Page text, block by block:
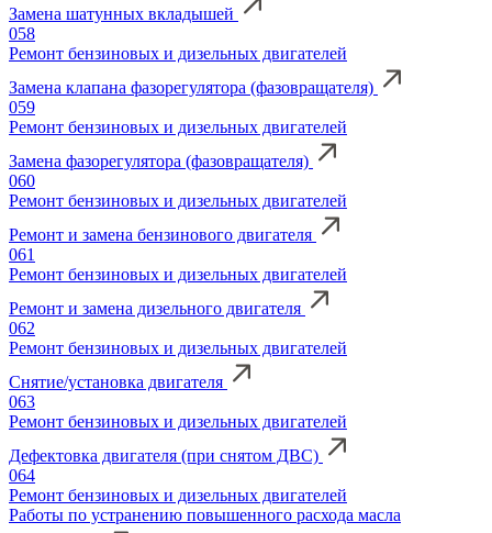
Замена шатунных вкладышей
058
Ремонт бензиновых и дизельных двигателей
Замена клапана фазорегулятора (фазовращателя)
059
Ремонт бензиновых и дизельных двигателей
Замена фазорегулятора (фазовращателя)
060
Ремонт бензиновых и дизельных двигателей
Ремонт и замена бензинового двигателя
061
Ремонт бензиновых и дизельных двигателей
Ремонт и замена дизельного двигателя
062
Ремонт бензиновых и дизельных двигателей
Снятие/установка двигателя
063
Ремонт бензиновых и дизельных двигателей
Дефектовка двигателя (при снятом ДВС)
064
Ремонт бензиновых и дизельных двигателей
Работы по устранению повышенного расхода масла